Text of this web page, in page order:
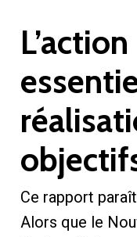
Ce rapport
Alors que le